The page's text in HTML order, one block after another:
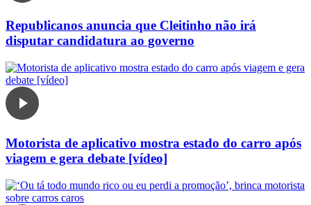
Republicanos anuncia que Cleitinho não irá
disputar candidatura ao governo
Motorista de aplicativo mostra estado do carro após
viagem e gera debate [vídeo]